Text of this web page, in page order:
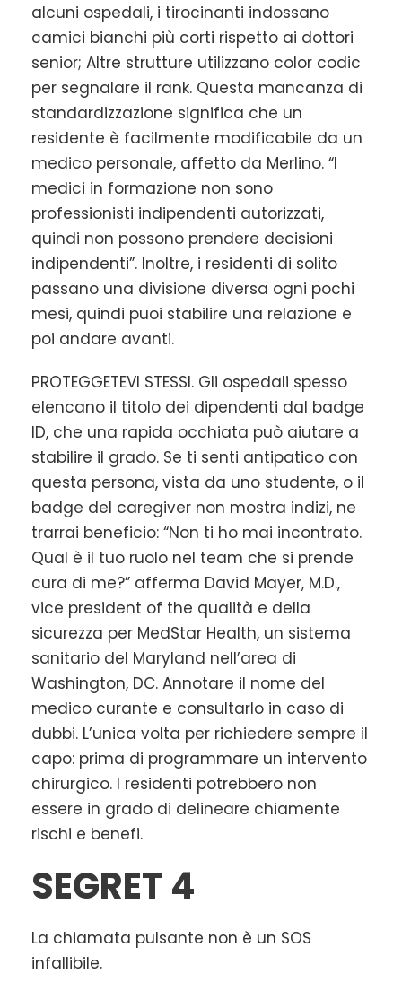
alcuni ospedali, i tirocinanti indossano
camici bianchi più corti rispetto ai dottori
senior; Altre strutture utilizzano color codic
per segnalare il rank. Questa mancanza di
standardizzazione significa che un
residente è facilmente modificabile da un
medico personale, affetto da Merlino. “I
medici in formazione non sono
professionisti indipendenti autorizzati,
quindi non possono prendere decisioni
indipendenti”. Inoltre, i residenti di solito
passano una divisione diversa ogni pochi
mesi, quindi puoi stabilire una relazione e
poi andare avanti.
PROTEGGETEVI STESSI. Gli ospedali spesso
elencano il titolo dei dipendenti dal badge
ID, che una rapida occhiata può aiutare a
stabilire il grado. Se ti senti antipatico con
questa persona, vista da uno studente, o il
badge del caregiver non mostra indizi, ne
trarrai beneficio: “Non ti ho mai incontrato.
Qual è il tuo ruolo nel team che si prende
cura di me?” afferma David Mayer, M.D.,
vice president of the qualità e della
sicurezza per MedStar Health, un sistema
sanitario del Maryland nell’area di
Washington, DC. Annotare il nome del
medico curante e consultarlo in caso di
dubbi. L’unica volta per richiedere sempre il
capo: prima di programmare un intervento
chirurgico. I residenti potrebbero non
essere in grado di delineare chiamente
rischi e benefi.
SEGRET 4
La chiamata pulsante non è un SOS
infallibile.